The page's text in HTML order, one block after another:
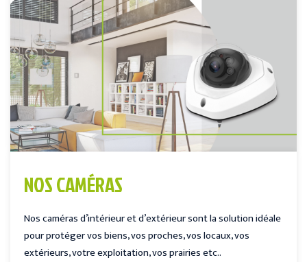
NOS CAMÉRAS
Nos caméras d’intérieur et d’extérieur sont la solution idéale
pour protéger vos biens, vos proches, vos locaux, vos
extérieurs, votre exploitation, vos prairies etc..